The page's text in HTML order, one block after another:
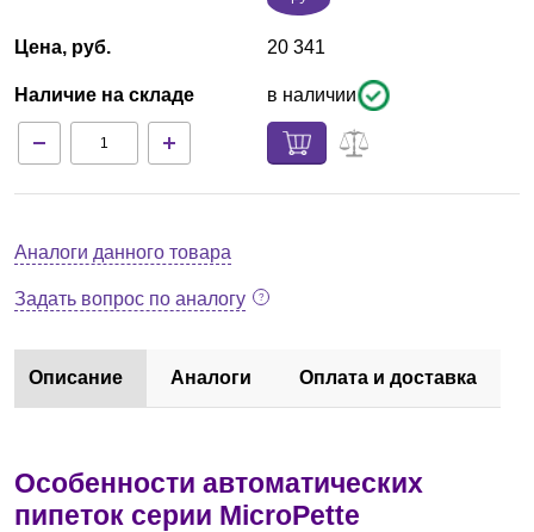
Цена, руб.
Наличие на складе
20 341
в наличии
Аналоги данного товара
Задать вопрос по аналогу
Описание Аналоги Оплата и доставка
Особенности автоматических
пипеток серии MicroPette